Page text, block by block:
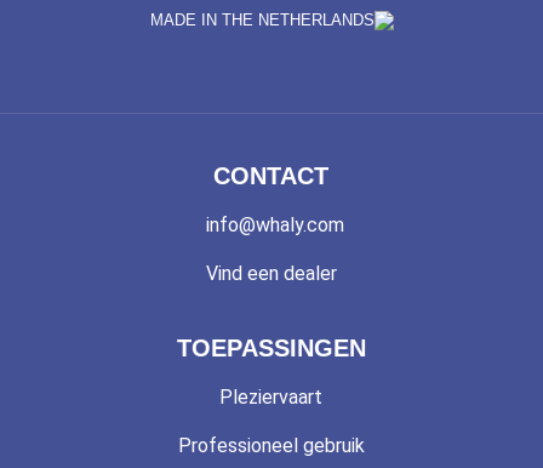
MADE IN THE NETHERLANDS
CONTACT
info@whaly.com
Vind een dealer
TOEPASSINGEN
Pleziervaart
Professioneel gebruik